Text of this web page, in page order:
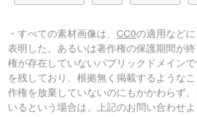
・すべての素材画像は、CC0の適用など
表明した、あるいは著作権の保護期間が
権が存在していないパブリックドメイン
を残しており、根拠無く掲載するような
作権を放棄していないのにもかかわらず
いるという場合は、上記のお問い合わせ